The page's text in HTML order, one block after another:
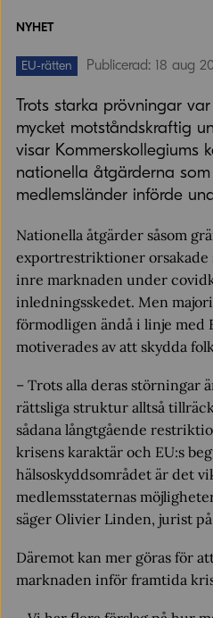
NYHET
EU-rätten Publicerad: 18 aug
Trots starka prövningar
mycket motståndskraftig
visar Kommerskollegiums
nationella åtgärderna
medlemsländer införde
Nationella åtgärder såsom
exportrestriktioner orsakade
inre marknaden under
inledningsskedet. Men
förmodligen ändå i linje med
motiverades av att skydda
– Trots alla deras störningar
rättsliga struktur alltså
sådana långtgående
krisens karaktär och EU:s
hälsoskyddsområdet är det
medlemsstaternas
säger Olivier Linden, jurist
Däremot kan mer göras för
marknaden inför framtida